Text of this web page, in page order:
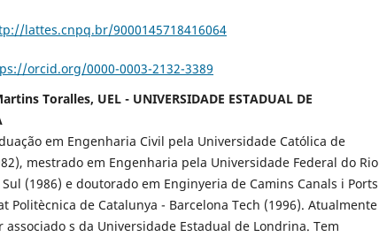
lattes.cnpq.br/9000145718416064
orcid.org/0000-0003-2132-3389
Toralles, UEL - UNIVERSIDADE ESTADUAL DE
em Engenharia Civil pela Universidade Católica de
mestrado em Engenharia pela Universidade Federal do Rio
(1986) e doutorado em Enginyeria de Camins Canals i Ports
Politècnica de Catalunya - Barcelona Tech (1996). Atualmente
associado s da Universidade Estadual de Londrina. Tem